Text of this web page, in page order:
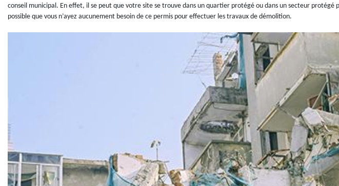
conseil municipal. En effet, il se peut que votre site se trouve dans un quartier protégé ou dans un secteur protégé
possible que vous n’ayez aucunement besoin de ce permis pour effectuer les travaux de démolition.